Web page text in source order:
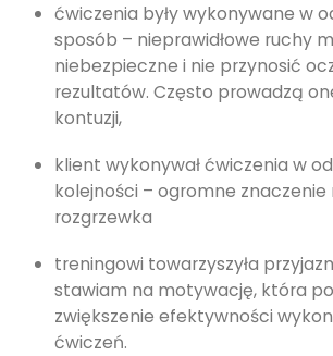
ćwiczenia były wykonywane w
sposób – nieprawidłowe ruchy
niebezpieczne i nie przynosić
rezultatów. Często prowadzą
kontuzji,
klient wykonywał ćwiczenia w
kolejności – ogromne znaczenie
rozgrzewka
treningowi towarzyszyła
stawiam na motywację, która
zwiększenie efektywności
ćwiczeń.